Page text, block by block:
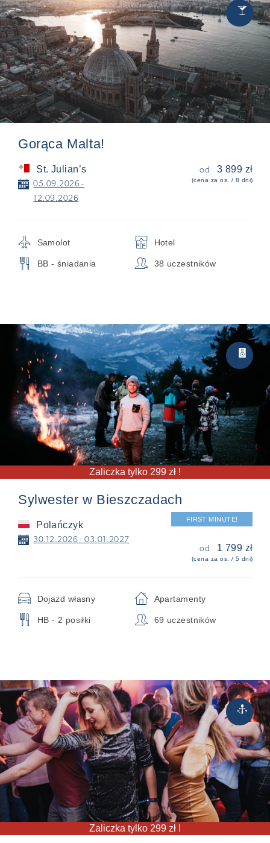
Chill
&
Party
🍸
Gorąca Malta!
St. Julian’s
📅 05.09.2026 -
12.09.2026
od 3 899 zł
(cena za os. / 8 dni)
✈ Samolot 🏨 Hotel
🍴 BB - śniadania 👥 38 uczestników
Zaliczka tylko 299 zł !
Party

Sylwester w Bieszczadach
Polańczyk
📅 30.12.2026 - 03.01.2027
FIRST MINUTE!
od 1 799 zł
(cena za os. / 5 dni)
🚘 Dojazd własny ⌂ Apartamenty
🍴 HB - 2 posiłki 👥 69 uczestników
Zaliczka tylko 299 zł !
Rejsy
⚓